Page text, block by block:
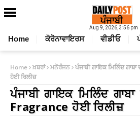
Aug 9, 2026, 3:56 pm
Home ਕੋਰੋਨਾਵਾਇਰਸ ਵੀਡੀਓ
Home ਖ਼ਬਰਾਂ ਮਨੋਰੰਜਨ ਪੰਜਾਬੀ ਗਾਇਕ ਮਿਲਿੰਦ
ਹੋਈ ਰਿਲੀਜ਼
ਪੰਜਾਬੀ ਗਾਇਕ ਮਿਲਿੰਦ
Fragrance ਹੋਈ ਰਿਲੀਜ਼